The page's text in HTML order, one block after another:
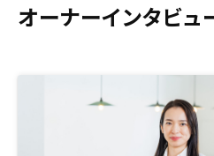
オーナーインタビュ